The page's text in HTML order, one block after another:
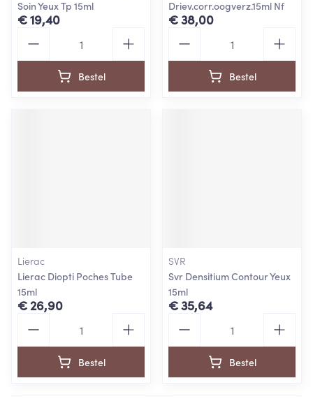
Soin Yeux Tp 15ml
€ 19,40
Bestel
Driev.corr.oogverz.15ml Nf
€ 38,00
Bestel
Lierac
Lierac Diopti Poches Tube
15ml
€ 26,90
Bestel
SVR
Svr Densitium Contour Yeux
15ml
€ 35,64
Bestel